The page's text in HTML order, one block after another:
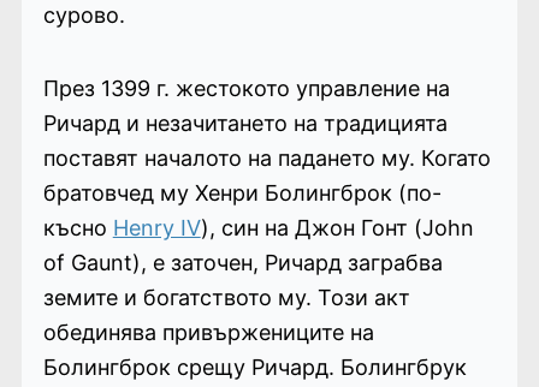
сурово.
През 1399 г. жестокото управление на
Ричард и незачитането на традицията
поставят началото на падането му. Когато
братовчед му Хенри Болингброк (по-
късно Henry IV), син на Джон Гонт (John
of Gaunt), е заточен, Ричард заграбва
земите и богатството му. Този акт
обединява привържениците на
Болингброк срещу Ричард. Болингбрук